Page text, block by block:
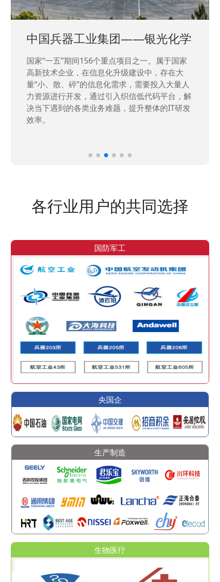
石油领域重点工程单位——川庆
钻探
随着国企工规模的不断扩大和内部数字化转型的
要求不断提升，公司着眼长远，决定借助织信低
代码的各方面能力，从物资储备管理入手，并辐
射经营、生产、工程、日常管理等多个板块，为
后续内部信息化建设打好基座。
各行业用户的共同选择
国防军工
央国企
生产制造
生物医疗